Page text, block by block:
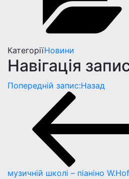
КатегоріїНовини
Навігація
Попередній запис:Назад
музичній школі – піаніно